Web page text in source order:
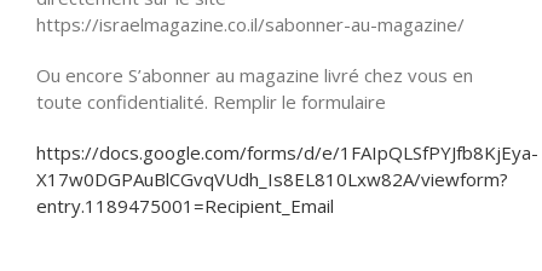
https://israelmagazine.co.il/sabonner-au-magazine/
Ou encore S’abonner au magazine livré chez vous en
toute confidentialité. Remplir le formulaire
https://docs.google.com/forms/d/e/1FAIpQLSfPYJfb8KjEya-
X17w0DGPAuBlCGvqVUdh_Is8EL810Lxw82A/viewform?
entry.1189475001=Recipient_Email